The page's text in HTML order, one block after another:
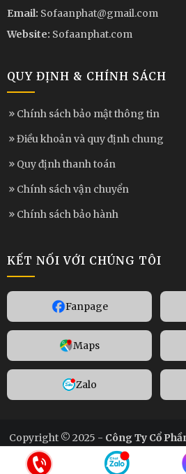
Email: Sofaanphat@gmail.com
Website: Sofaanphat.com
QUY ĐỊNH & CHÍNH SÁCH
Chính sách bảo mật thông tin
Điều khoản và quy định chung
Quy định thanh toán
Chính sách vận chuyển
Chính sách bảo hành
KẾT NỐI VỚI CHÚNG TÔI
Fanpage
Maps
Zalo
Copyright © 2025 - Công Ty Cổ
Sản Xuất An Phát
. All rights